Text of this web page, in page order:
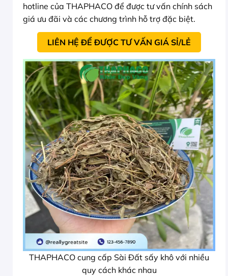
hotline của THAPHACO để được tư vấn chính sách
giá ưu đãi và các chương trình hỗ trợ đặc biệt.
LIÊN HỆ ĐỂ ĐƯỢC TƯ VẤN GIÁ SỈ/LẺ
THAPHACO cung cấp Sài Đất sấy khô với nhiều
quy cách khác nhau